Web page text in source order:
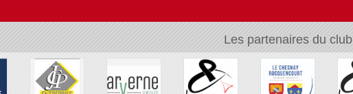
Les partenaires du club